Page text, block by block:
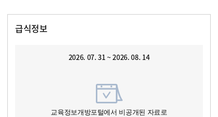
급식정보
2026. 07. 31 ~ 2026. 08. 14
교육정보개방포털에서 비공개된 자료로